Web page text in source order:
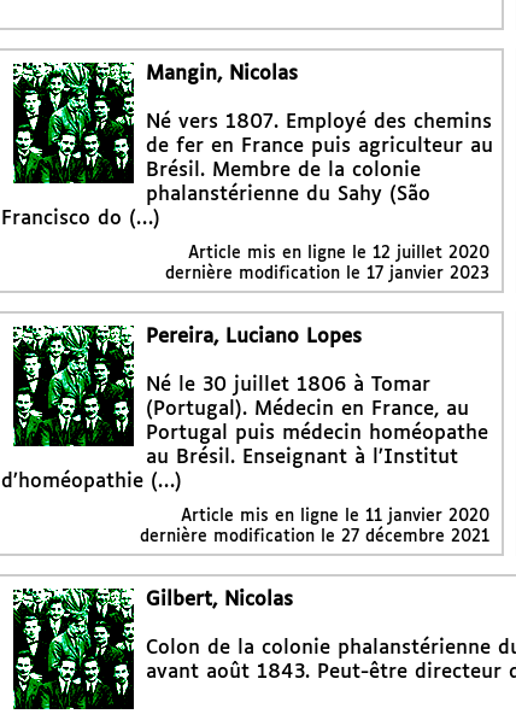
Mangin, Nicolas
Né vers 1807. Employé des chemins
de fer en France puis agriculteur au
Brésil. Membre de la colonie
phalanstérienne du Sahy (São
Francisco do (…)
Article mis en ligne le 12 juillet 2020
dernière modification le 17 janvier 2023
Pereira, Luciano Lopes
Né le 30 juillet 1806 à Tomar
(Portugal). Médecin en France, au
Portugal puis médecin homéopathe
au Brésil. Enseignant à l’Institut
d’homéopathie (…)
Article mis en ligne le 11 janvier 2020
dernière modification le 27 décembre 2021
Gilbert, Nicolas
Colon de la colonie phalanstérienne
avant août 1843. Peut-être directeur